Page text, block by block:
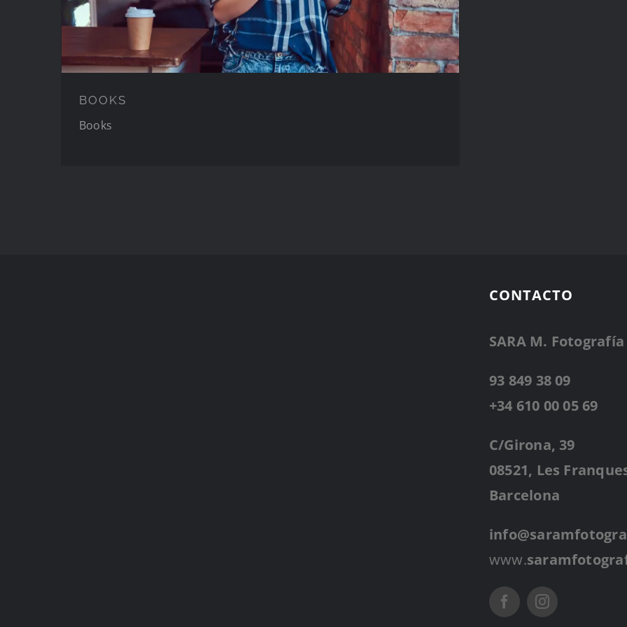
BOOKS
Books
CONTACTO
SARA M. Fotografía
93 849 38 09
+34 610 00 05 69
C/Girona, 39
08521, Les
Barcelona
www.